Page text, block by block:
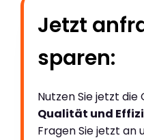
Jetzt
sparen:
Nutzen Sie jetzt die
Qualität und
Fragen Sie jetzt an